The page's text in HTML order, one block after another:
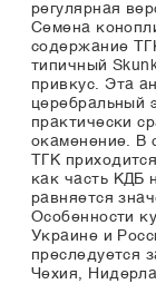
регулярная
Семена
содержание
типичный
привкус. Эта
церебральный
практически
окаменение. В
ТГК
как часть КДБ
равняется
Особенности
Украине и
преследуется
Чехия,